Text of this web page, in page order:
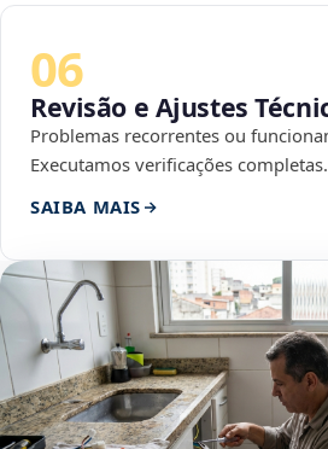
06
Revisão e Ajustes
Problemas recorrentes ou
Executamos verificações completas.
SAIBA MAIS